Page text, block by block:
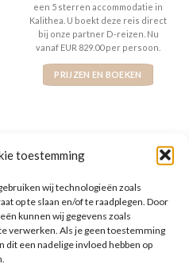
toestemming
wij technologieën zoals
op te slaan en/of te raadplegen. Door
kunnen wij gegevens zoals
verwerken. Als je geen toestemming
een nadelige invloed hebben op
een 5 sterren accommodatie in
Kalithea. U boekt deze reis direct
bij onze partner D-reizen. Nu
vanaf EUR 829.00 per persoon.
PRIJZEN EN BOEKEN
ONS ZEGGEN